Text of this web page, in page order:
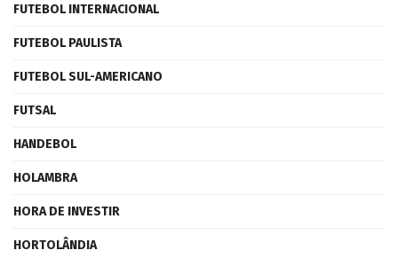
FUTEBOL INTERNACIONAL
FUTEBOL PAULISTA
FUTEBOL SUL-AMERICANO
FUTSAL
HANDEBOL
HOLAMBRA
HORA DE INVESTIR
HORTOLÂNDIA